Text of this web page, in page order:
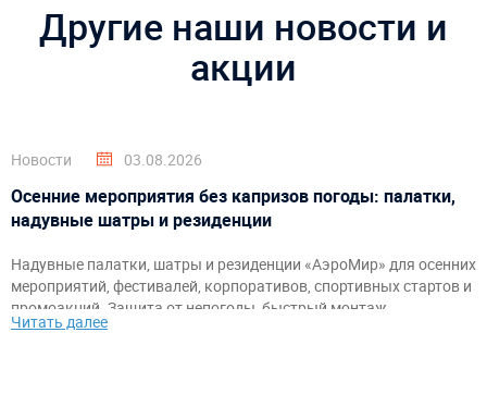
Другие наши новости и
акции
Новости 03.08.2026
Осенние мероприятия без капризов погоды: палатки,
надувные шатры и резиденции
Надувные палатки, шатры и резиденции «АэроМир» для осенних
мероприятий, фестивалей, корпоративов, спортивных стартов и
промоакций. Защита от непогоды, быстрый монтаж,
брендирование и комфортное пространство для гостей и
Читать далее